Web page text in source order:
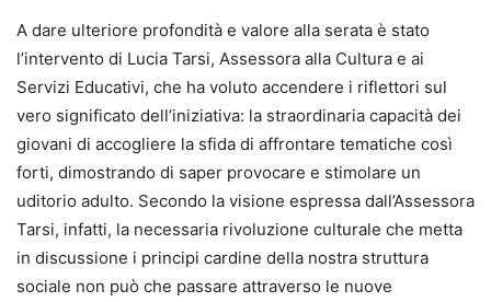
A dare ulteriore profondità e valore alla serata è stato
l’intervento di Lucia Tarsi, Assessora alla Cultura e ai
Servizi Educativi, che ha voluto accendere i riflettori sul
vero significato dell’iniziativa: la straordinaria capacità dei
giovani di accogliere la sfida di affrontare tematiche così
forti, dimostrando di saper provocare e stimolare un
uditorio adulto. Secondo la visione espressa dall’Assessora
Tarsi, infatti, la necessaria rivoluzione culturale che metta
in discussione i principi cardine della nostra struttura
sociale non può che passare attraverso le nuove